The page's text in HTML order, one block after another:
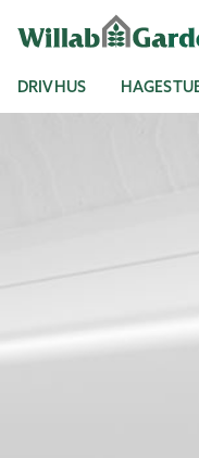
DRIVHUS